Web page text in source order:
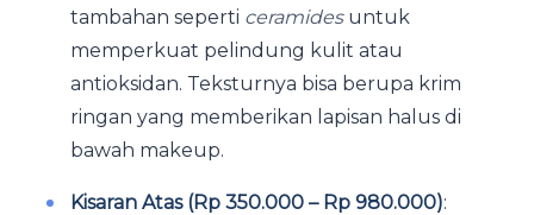
tambahan seperti ceramidesuntuk
memperkuat pelindung kulit atau
antioksidan. Teksturnya bisa berupa krim
ringan yang memberikan lapisan halus di
bawah makeup.
Kisaran Atas (Rp 350.000 – Rp 980.000):